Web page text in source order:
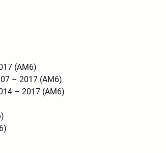
(AM6)
– 2017 (AM6)
– 2017 (AM6)